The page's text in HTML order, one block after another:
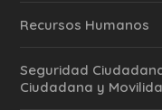
Recursos Humanos
Seguridad
Ciudadana y